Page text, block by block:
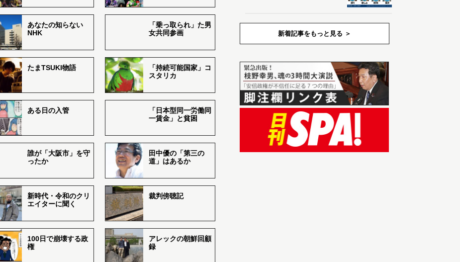
あなたの知らない
NHK
「乗っ取られ」た男
女共同参画
たまTSUKI物語
「持続可能国家」コ
スタリカ
ある日の入管
「日本型同一労働同
一賃金」と貧困
誰が「大阪市」を守
ったか
田中優の「第三の
道」はあるか
新時代・令和のクリ
エイターに聞く
裁判傍聴記
100日で崩壊する政
権
アレックの朝鮮回顧
録
新着記事をもっと見る